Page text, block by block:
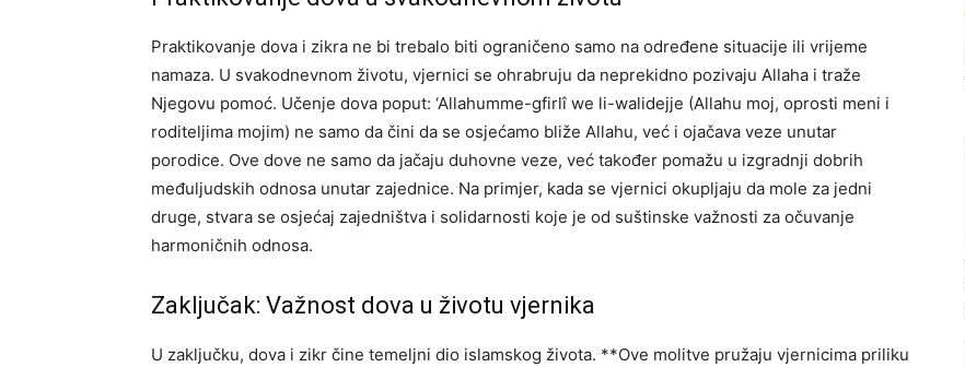
Praktikovanje dova i zikra ne bi trebalo biti ograničeno samo na određene situacije ili vrijeme
namaza. U svakodnevnom životu, vjernici se ohrabruju da neprekidno pozivaju Allaha i traže
Njegovu pomoć. Učenje dova poput: ‘Allahumme-gfirlî we li-walidejje (Allahu moj, oprosti meni i
roditeljima mojim) ne samo da čini da se osjećamo bliže Allahu, već i ojačava veze unutar
porodice. Ove dove ne samo da jačaju duhovne veze, već također pomažu u izgradnji dobrih
međuljudskih odnosa unutar zajednice. Na primjer, kada se vjernici okupljaju da mole za jedni
druge, stvara se osjećaj zajedništva i solidarnosti koje je od suštinske važnosti za očuvanje
harmoničnih odnosa.
Zaključak: Važnost dova u životu vjernika
U zaključku, dova i zikr čine temeljni dio islamskog života. **Ove molitve pružaju vjernicima priliku